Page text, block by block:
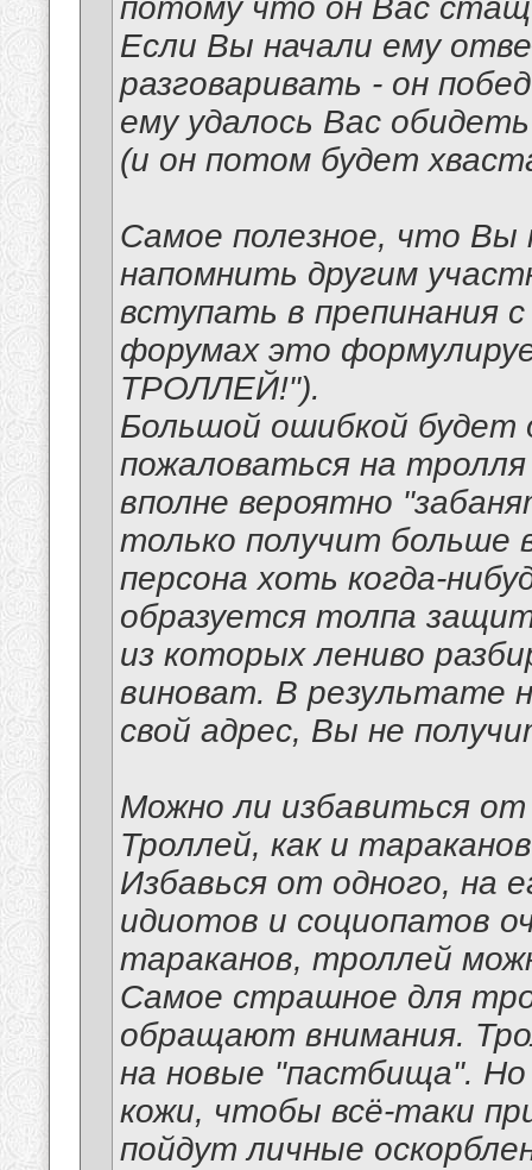
потому что он Вас
Если Вы начали ему
разговаривать - он
ему удалось Вас
(и он потом будет
Самое полезное, что
напомнить другим
вступать в препинания
форумах это
ТРОЛЛЕЙ!").
Большой ошибкой будет
пожаловаться на
вполне вероятно
только получит больше
персона хоть когда-
образуется толпа
из которых лениво
виноват. В результате
свой адрес, Вы не
Можно ли избавиться
Троллей, как и
Избавься от одного, на
идиотов и социопатов
тараканов, троллей
Самое страшное для
обращают внимания.
на новые "пастбища".
кожи, чтобы всё-таки
пойдут личные